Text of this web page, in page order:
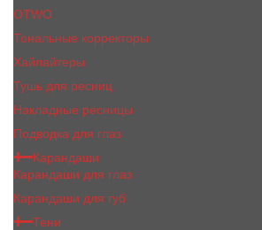
OTWO
Тональные корректоры
Хайлайтеры
Тушь для ресниц
Накладные ресницы
Подводка для глаз
Карандаши
Карандаши для глаз
Карандаши для губ
Тени